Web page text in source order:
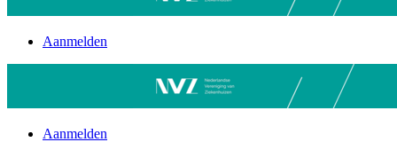
Aanmelden
Aanmelden